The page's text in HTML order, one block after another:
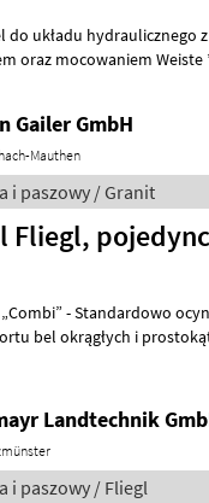
do układu hydraulicznego
oraz mocowaniem Weiste
Gailer GmbH
Mauthen
i paszowy / Granit
Fliegl,
bel okrągłych i
Landtechnik
i paszowy / Fliegl